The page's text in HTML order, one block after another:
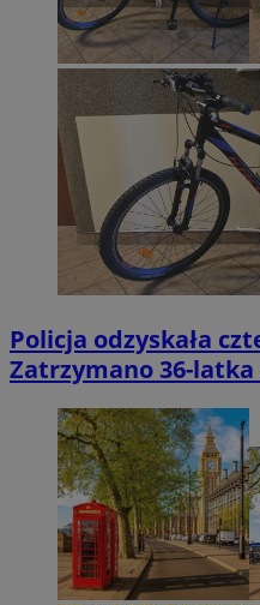
Policja odzyskała
Zatrzymano 36-latka